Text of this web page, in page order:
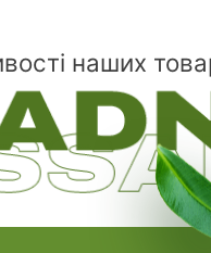
наших